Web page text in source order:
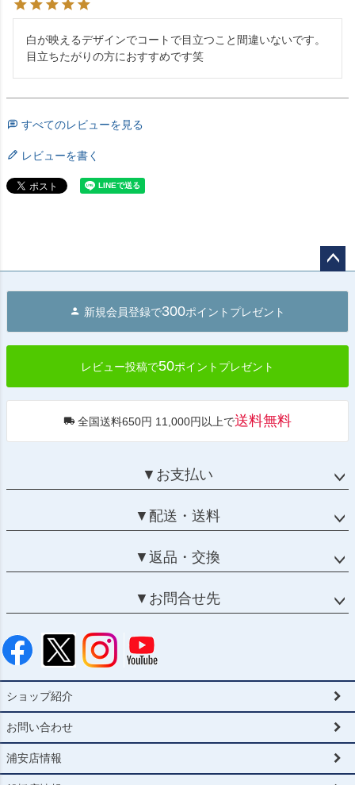
白が映えるデザインでコートで目立つこと間違いないです。
目立ちたがりの方におすすめです笑
すべてのレビューを見る
レビューを書く
へ
新規会員登録で300ポイントプレゼント
レビュー投稿で50ポイントプレゼント
全国送料650円 11,000円以上で送料無料
▼お支払い
▼配送・送料
▼返品・交換
▼お問合せ先
ショップ紹介
お問い合わせ
浦安店情報